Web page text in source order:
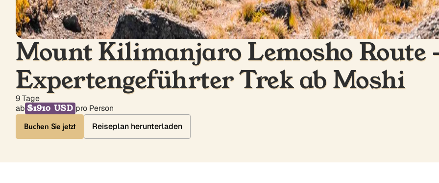
Mount Kilimanjaro Lemosho Route
Expertengeführter Trek ab Moshi
9 Tage
ab $1910 USD pro Person
Reiseplan herunterladen